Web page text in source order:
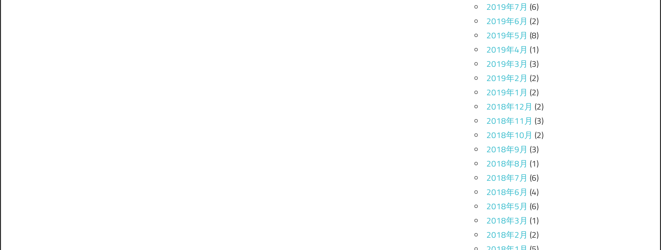
2019年7月 (6)
2019年6月 (2)
2019年5月 (8)
2019年4月 (1)
2019年3月 (3)
2019年2月 (2)
2019年1月 (2)
2018年12月 (2)
2018年11月 (3)
2018年10月 (2)
2018年9月 (3)
2018年8月 (1)
2018年7月 (6)
2018年6月 (4)
2018年5月 (6)
2018年3月 (1)
2018年2月 (2)